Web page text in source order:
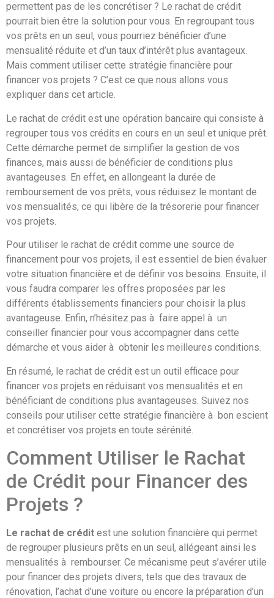
permettent pas de les concrétiser ? Le rachat de crédit
pourrait bien être la solution pour vous. En regroupant tous
vos prêts en un seul, vous pourriez bénéficier d’une
mensualité réduite et d’un taux d’intérêt plus avantageux.
Mais comment utiliser cette stratégie financière pour
financer vos projets ? C’est ce que nous allons vous
expliquer dans cet article.
Le rachat de crédit est une opération bancaire qui consiste à
regrouper tous vos crédits en cours en un seul et unique prêt.
Cette démarche permet de simplifier la gestion de vos
finances, mais aussi de bénéficier de conditions plus
avantageuses. En effet, en allongeant la durée de
remboursement de vos prêts, vous réduisez le montant de
vos mensualités, ce qui libère de la trésorerie pour financer
vos projets.
Pour utiliser le rachat de crédit comme une source de
financement pour vos projets, il est essentiel de bien évaluer
votre situation financière et de définir vos besoins. Ensuite, il
vous faudra comparer les offres proposées par les
différents établissements financiers pour choisir la plus
avantageuse. Enfin, n’hésitez pas à faire appel à un
conseiller financier pour vous accompagner dans cette
démarche et vous aider à obtenir les meilleures conditions.
En résumé, le rachat de crédit est un outil efficace pour
financer vos projets en réduisant vos mensualités et en
bénéficiant de conditions plus avantageuses. Suivez nos
conseils pour utiliser cette stratégie financière à bon escient
et concrétiser vos projets en toute sérénité.
Comment Utiliser le Rachat
de Crédit pour Financer des
Projets ?
Le rachat de crédit est une solution financière qui permet
de regrouper plusieurs prêts en un seul, allégeant ainsi les
mensualités à rembourser. Ce mécanisme peut s’avérer utile
pour financer des projets divers, tels que des travaux de
rénovation, l’achat d’une voiture ou encore la préparation d’un